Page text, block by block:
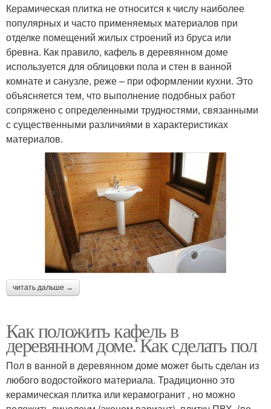
Керамическая плитка не относится к числу наиболее
популярных и часто применяемых материалов при
отделке помещений жилых строений из бруса или
бревна. Как правило, кафель в деревянном доме
используется для облицовки пола и стен в ванной
комнате и санузле, реже – при оформлении кухни. Это
объясняется тем, что выполнение подобных работ
сопряжено с определенными трудностями, связанными
с существенными различиями в характеристиках
материалов.
читать дальше →
Как положить кафель в
деревянном доме. Как сделать пол
Пол в ванной в деревянном доме может быть сделан из
любого водостойкого материала. Традиционно это
керамическая плитка или керамогранит , но можно